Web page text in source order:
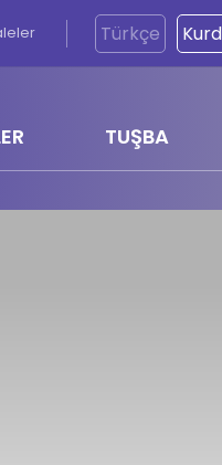
Türkçe
TUŞBA